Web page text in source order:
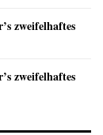
zweifelhaftes
zweifelhaftes